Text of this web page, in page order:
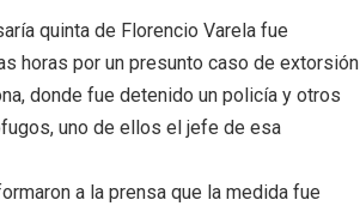
quinta de Florencio Varela fue
horas por un presunto caso de extorsión
donde fue detenido un policía y otros
uno de ellos el jefe de esa
a la prensa que la medida fue